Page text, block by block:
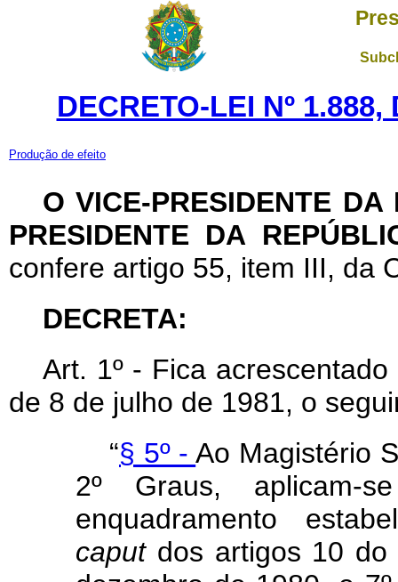
DECRETO-LEI Nº
Produção de efeito
O VICE-PRESIDENTE DA
PRESIDENTE DA
confere artigo 55, item III, da
DECRETA:
Art. 1º - Fica
de 8 de julho de 1981, o
“§ 5º -Ao Magistério
2º Graus, aplicam-
enquadramento
caputdos artigos 10 do